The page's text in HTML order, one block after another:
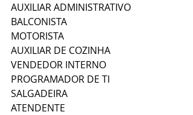
AUXILIAR ADMINISTRATIVO
BALCONISTA
MOTORISTA
AUXILIAR DE COZINHA
VENDEDOR INTERNO
PROGRAMADOR DE TI
SALGADEIRA
ATENDENTE